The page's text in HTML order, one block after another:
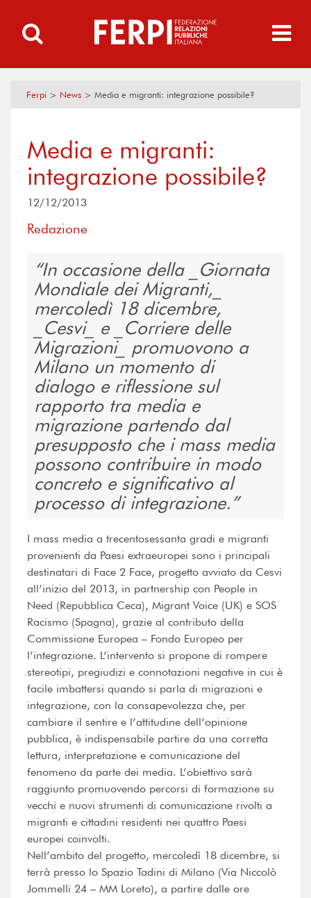
Ferpi > News > Media e migranti: integrazione possibile?
Media e migranti:
integrazione possibile?
12/12/2013
Redazione
In occasione della _Giornata
Mondiale dei Migranti,_
mercoledì 18 dicembre,
_Cesvi_ e _Corriere delle
Migrazioni_ promuovono a
Milano un momento di
dialogo e riflessione sul
rapporto tra media e
migrazione partendo dal
presupposto che i mass media
possono contribuire in modo
concreto e significativo al
processo di integrazione.
I mass media a trecentosessanta gradi e migranti
provenienti da Paesi extraeuropei sono i principali
destinatari di Face 2 Face, progetto avviato da Cesvi
all’inizio del 2013, in partnership con People in
Need (Repubblica Ceca), Migrant Voice (UK) e SOS
Racismo (Spagna), grazie al contributo della
Commissione Europea – Fondo Europeo per
l’integrazione. L’intervento si propone di rompere
stereotipi, pregiudizi e connotazioni negative in cui è
facile imbattersi quando si parla di migrazioni e
integrazione, con la consapevolezza che, per
cambiare il sentire e l’attitudine dell’opinione
pubblica, è indispensabile partire da una corretta
lettura, interpretazione e comunicazione del
fenomeno da parte dei media. L’obiettivo sarà
raggiunto promuovendo percorsi di formazione su
vecchi e nuovi strumenti di comunicazione rivolti a
migranti e cittadini residenti nei quattro Paesi
europei coinvolti.
Nell’ambito del progetto, mercoledì 18 dicembre, si
terrà presso lo Spazio Tadini di Milano (Via Niccolò
Jommelli 24 – MM Loreto), a partire dalle ore